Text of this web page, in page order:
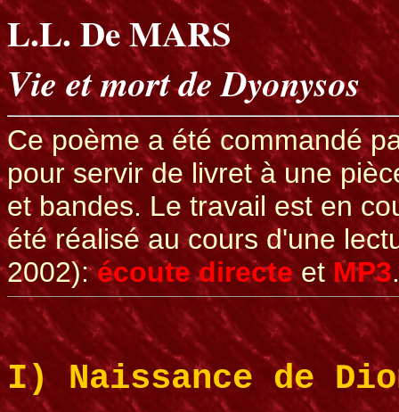
L.L. De MARS
Vie et mort de Dyonysos
Ce poème a été commandé
pour servir de livret à une
et bandes. Le travail est en
été réalisé au cours d'une
2002):écoute directeetMP3.
I) Naissance de